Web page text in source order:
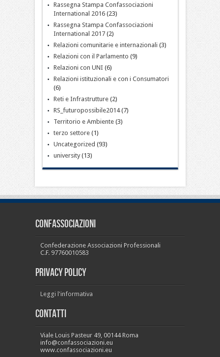
Rassegna Stampa Confassociazioni
International 2016(23)
Rassegna Stampa Confassociazioni
International 2017(2)
Relazioni comunitarie e internazionali (3)
Relazioni con il Parlamento (9)
Relazioni con UNI (6)
Relazioni istituzionali e con i Consumatori
(6)
Reti e Infrastrutture(2)
RS_futuropossibile2014(7)
Territorio e Ambiente(3)
terzo settore(1)
Uncategorized (93)
university(13)
CONFASSOCIAZIONI
Confederazione Associazioni Professionali
C.F. 97760010583
PRIVACY POLICY
Leggi l'informativa
Contatti
Viale Louis Pasteur 49, 00144 Roma
info@confassociazioni.eu
www.confassociazioni.eu